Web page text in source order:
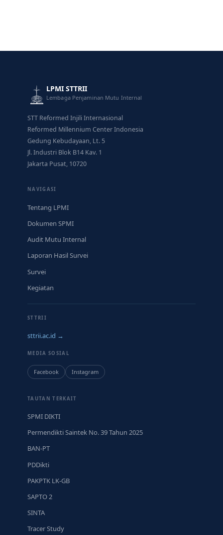
LPMI STTRII
Lembaga Penjaminan Mutu Internal
STT Reformed Injili Internasional
Reformed Millennium Center Indonesia
Gedung Kebudayaan, Lt. 5
Jl. Industri Blok B14 Kav. 1
Jakarta Pusat, 10720
NAVIGASI
Tentang LPMI
Dokumen SPMI
Audit Mutu Internal
Laporan Hasil Survei
Survei
Kegiatan
STTRII
sttrii.ac.id →
MEDIA SOSIAL
Facebook Instagram
TAUTAN TERKAIT
SPMI DIKTI
Permendikti Saintek No. 39 Tahun 2025
BAN-PT
PDDikti
PAKPTK LK-GB
SAPTO 2
SINTA
Tracer Study